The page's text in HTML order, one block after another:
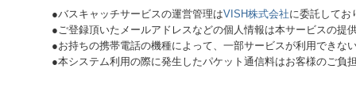
●バスキャッチサービスの運営管理はVISH株式会社に委託してお
●ご登録頂いたメールアドレスなどの個人情報は本サービスの提
●お持ちの携帯電話の機種によって、一部サービスが利用できな
●本システム利用の際に発生したパケット通信料はお客様のご負